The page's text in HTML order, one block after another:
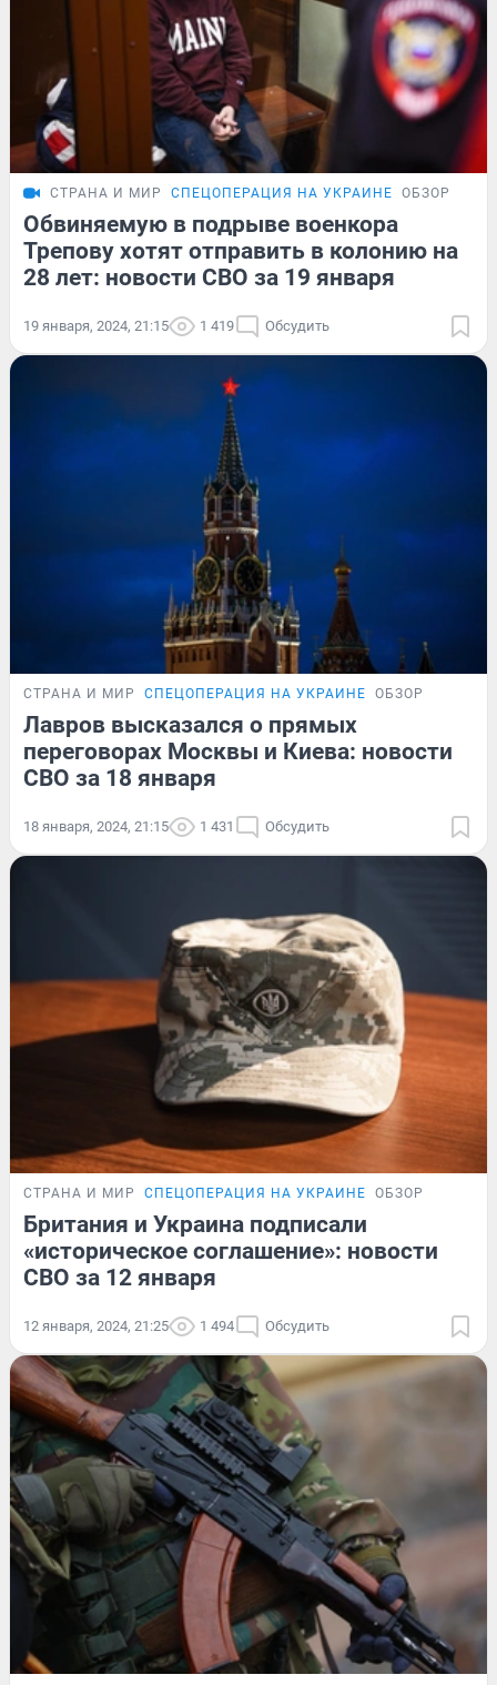
СТРАНА И МИР СПЕЦОПЕРАЦИЯ НА УКРАИНЕ ОБЗОР
Обвиняемую в подрыве военкора
Трепову хотят отправить в колонию на
28 лет: новости СВО за 19 января
19 января, 2024, 21:15 1 419 Обсудить
СТРАНА И МИР СПЕЦОПЕРАЦИЯ НА УКРАИНЕ ОБЗОР
Лавров высказался о прямых
переговорах Москвы и Киева: новости
СВО за 18 января
18 января, 2024, 21:15 1 431 Обсудить
СТРАНА И МИР СПЕЦОПЕРАЦИЯ НА УКРАИНЕ ОБЗОР
Британия и Украина подписали
«историческое соглашение»: новости
СВО за 12 января
12 января, 2024, 21:25 1 494 Обсудить